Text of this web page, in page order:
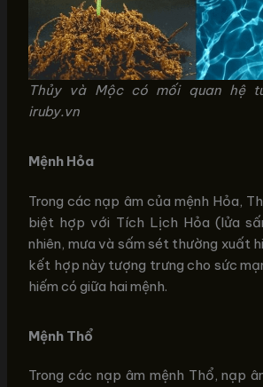
Thủy và Mộc có mối quan hệ
iruby.vn
Mệnh Hỏa
Trong các nạp âm của mệnh Hỏa,
biệt hợp với Tích Lịch Hỏa (lửa
nhiên, mưa và sấm sét thường xuất
kết hợp này tượng trưng cho sức
hiếm có giữa hai mệnh.
Mệnh Thổ
Trong các nạp âm mệnh Thổ, nạp